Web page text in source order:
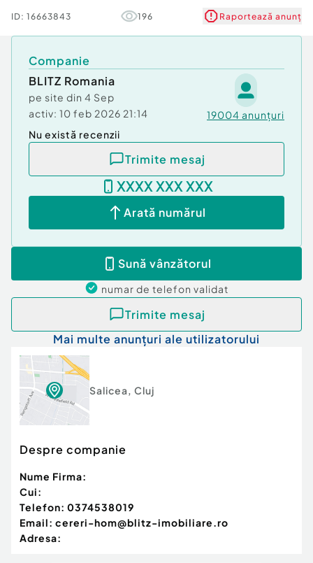
ID: 16663843 196 Raportează anunț
Companie
BLITZ Romania
pe site din 4 Sep
activ: 10 feb 2026 21:14 19004 anunțuri
Nu există recenzii
Trimite mesaj
XXXX XXX XXX
Arată numărul
Sună vânzătorul
numar de telefon validat
Trimite mesaj
Mai multe anunțuri ale utilizatorului
Salicea, Cluj
Despre companie
Nume Firma:
Cui:
Telefon: 0374538019
Email: cereri-hom@blitz-imobiliare.ro
Adresa: